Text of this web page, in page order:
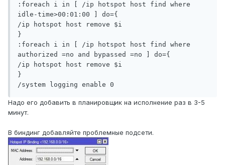
:foreach i in [ /ip hotspot host find where
idle-time>00:01:00 ] do={
/ip hotspot host remove $i
}
:foreach i in [ /ip hotspot host find where
authorized =no and bypassed =no ] do={
/ip hotspot host remove $i
}
/system logging enable 0
Надо его добавить в планировщик на исполнение раз в 3-5
минут.
В биндинг добавляйте проблемные подсети.